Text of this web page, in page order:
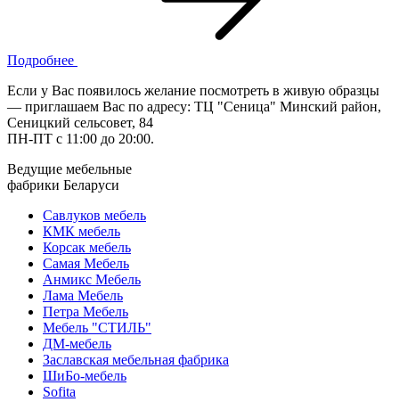
Подробнее
Если у Вас появилось желание посмотреть в живую образцы
— приглашаем Вас по адресу: ТЦ "Сеница" Минский район,
Сеницкий сельсовет, 84
ПН-ПТ с 11:00 до 20:00.
Ведущие мебельные
фабрики Беларуси
Савлуков мебель
КМК мебель
Корсак мебель
Самая Мебель
Анмикс Мебель
Лама Мебель
Петра Мебель
Мебель "СТИЛЬ"
ДМ-мебель
Заславская мебельная фабрика
ШиБо-мебель
Sofita